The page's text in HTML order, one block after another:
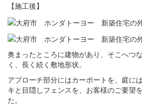
【施工後】
奥まったところに建物があり、そこへつ
く、長く続く敷地形状。
アプローチ部分にはカーポートを、庭に
キと目隠しフェンスを、お客様のご要望
た。